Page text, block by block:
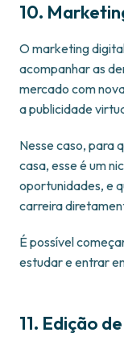
10.
O marketing
acompanhar as
mercado com
a publicidade
Nesse caso, para
casa, esse é um
oportunidades, e
carreira
É possível
estudar e entrar
11. Edição